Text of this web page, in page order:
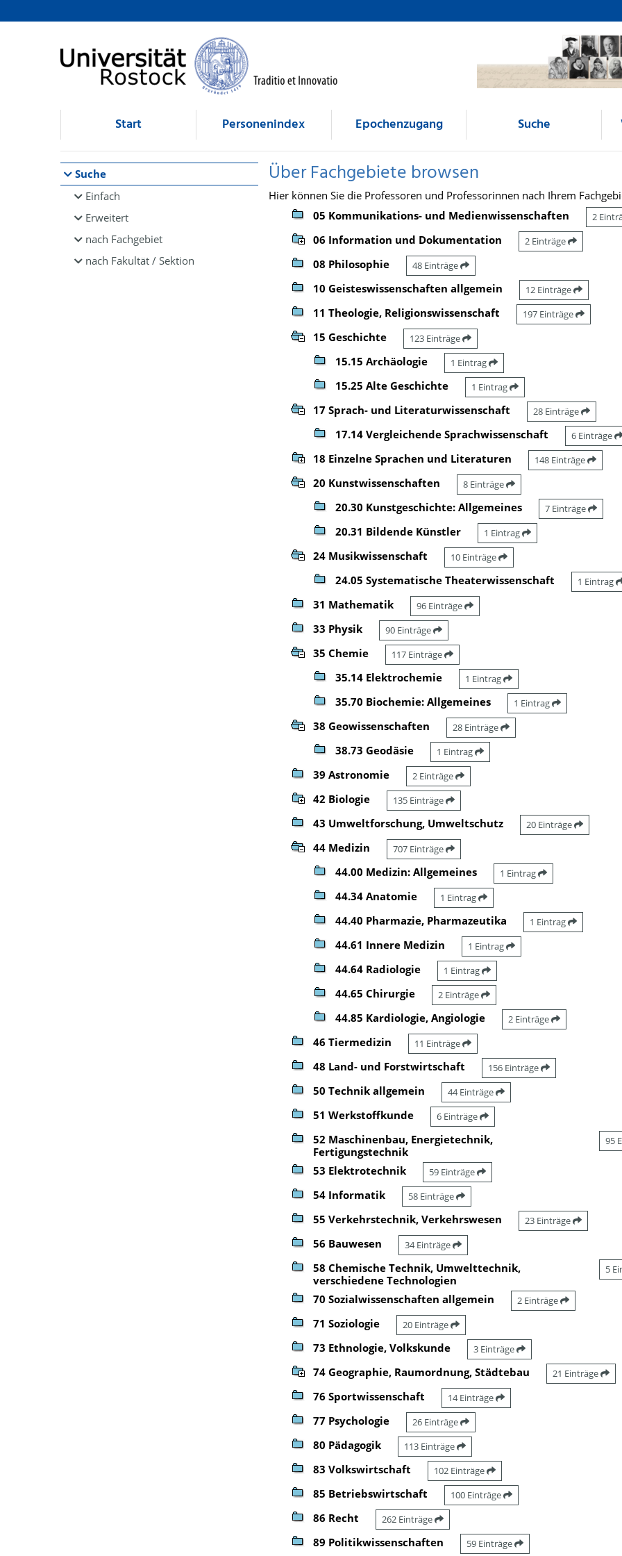
Browsen
direkt zum Inhalt
Start Personenindex Epochenzugang Suche
Suche
Einfach
Erweitert
nach Fachgebiet
nach Fakultät / Sektion
Über Fachgebiete browsen
Hier können Sie die Professoren und Professorinnen nach Ihrem
05 Kommunikations- und Medienwissenschaften
2
06 Information und Dokumentation 2 Einträge
08 Philosophie 48 Einträge
10 Geisteswissenschaften allgemein 12 Einträge
11 Theologie, Religionswissenschaft 197 Einträge
15 Geschichte 123 Einträge
15.15 Archäologie 1 Eintrag
15.25 Alte Geschichte 1 Eintrag
17 Sprach- und Literaturwissenschaft 28 Einträge
17.14 Vergleichende Sprachwissenschaft 6 Einträge
18 Einzelne Sprachen und Literaturen 148 Einträge
20 Kunstwissenschaften 8 Einträge
20.30 Kunstgeschichte: Allgemeines 7 Einträge
20.31 Bildende Künstler 1 Eintrag
24 Musikwissenschaft 10 Einträge
24.05 Systematische Theaterwissenschaft 1 Eintrag
31 Mathematik 96 Einträge
33 Physik 90 Einträge
35 Chemie 117 Einträge
35.14 Elektrochemie 1 Eintrag
35.70 Biochemie: Allgemeines 1 Eintrag
38 Geowissenschaften 28 Einträge
38.73 Geodäsie 1 Eintrag
39 Astronomie 2 Einträge
42 Biologie 135 Einträge
43 Umweltforschung, Umweltschutz 20 Einträge
44 Medizin 707 Einträge
44.00 Medizin: Allgemeines 1 Eintrag
44.34 Anatomie 1 Eintrag
44.40 Pharmazie, Pharmazeutika 1 Eintrag
44.61 Innere Medizin 1 Eintrag
44.64 Radiologie 1 Eintrag
44.65 Chirurgie 2 Einträge
44.85 Kardiologie, Angiologie 2 Einträge
46 Tiermedizin 11 Einträge
48 Land- und Forstwirtschaft 156 Einträge
50 Technik allgemein 44 Einträge
51 Werkstoffkunde 6 Einträge
52 Maschinenbau, Energietechnik,
Fertigungstechnik
95
53 Elektrotechnik 59 Einträge
54 Informatik 58 Einträge
55 Verkehrstechnik, Verkehrswesen 23 Einträge
56 Bauwesen 34 Einträge
58 Chemische Technik, Umwelttechnik,
verschiedene Technologien
5
70 Sozialwissenschaften allgemein 2 Einträge
71 Soziologie 20 Einträge
73 Ethnologie, Volkskunde 3 Einträge
74 Geographie, Raumordnung, Städtebau 21 Einträge
76 Sportwissenschaft 14 Einträge
77 Psychologie 26 Einträge
80 Pädagogik 113 Einträge
83 Volkswirtschaft 102 Einträge
85 Betriebswirtschaft 100 Einträge
86 Recht 262 Einträge
89 Politikwissenschaften 59 Einträge